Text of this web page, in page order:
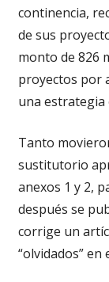
continencia,
de sus
monto de 826
proyectos por
una estrategia
Tanto
sustitutorio
anexos 1 y 2,
después se
corrige un
“olvidados” en